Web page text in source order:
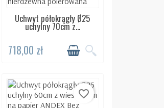
DOSTĘPNY 24H
Uchwyt półokrągły Ø25
uchylny 70cm z...
718,00 zł
favorite_border